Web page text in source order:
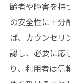
齢者や障害を持
の安全性に十分
ば、カウンセリ
認し、必要に応
り、利用者は